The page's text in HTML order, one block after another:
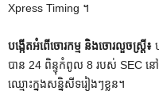
Xpress Timing ។
បង្កើតអំពើចោរកម្ម និងចោរលួចស្ត្រី៖
បាន 24 ពិន្ទុកំពូល 8 របស់ SEC នៅ
ឈ្មោះក្នុងសន្និសីទរៀងៗខ្លួន។